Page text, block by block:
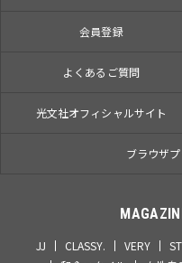
会員登録
よくあるご質問
光文社オフィシャルサイト
ブラウザ
JJ CLASSY. VERY